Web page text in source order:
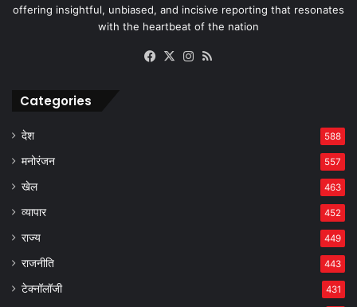
offering insightful, unbiased, and incisive reporting that resonates
with the heartbeat of the nation
Facebook
X Instagram
Categories
देश 588
मनोरंजन 557
खेल 463
व्यापार 452
राज्य 449
राजनीति 443
टेक्नॉलॉजी 431